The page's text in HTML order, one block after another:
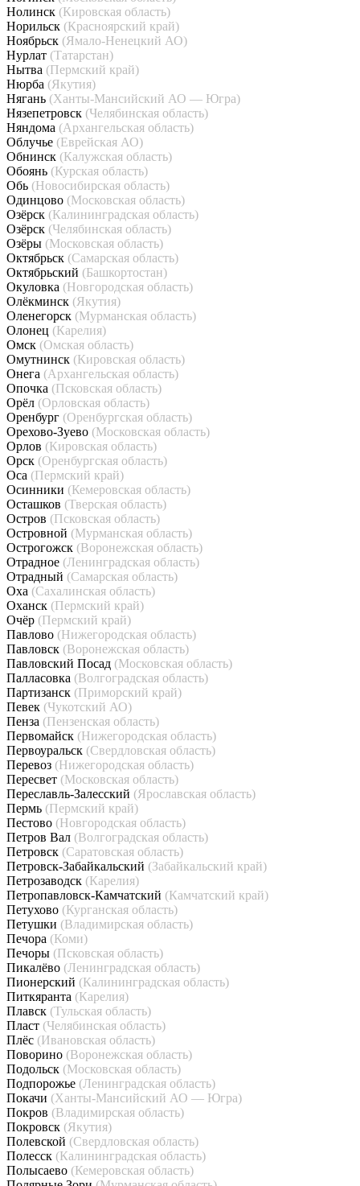
Нолинск (Кировская область)
Норильск (Красноярский край)
Ноябрьск (Ямало-Ненецкий АО)
Нурлат (Татарстан)
Нытва (Пермский край)
Нюрба (Якутия)
Нягань (Ханты-Мансийский АО — Югра)
Нязепетровск (Челябинская область)
Няндома (Архангельская область)
Облучье (Еврейская АО)
Обнинск (Калужская область)
Обоянь (Курская область)
Обь (Новосибирская область)
Одинцово (Московская область)
Озёрск (Калининградская область)
Озёрск (Челябинская область)
Озёры (Московская область)
Октябрьск (Самарская область)
Октябрьский (Башкортостан)
Окуловка (Новгородская область)
Олёкминск (Якутия)
Оленегорск (Мурманская область)
Олонец (Карелия)
Омск (Омская область)
Омутнинск (Кировская область)
Онега (Архангельская область)
Опочка (Псковская область)
Орёл (Орловская область)
Оренбург (Оренбургская область)
Орехово-Зуево (Московская область)
Орлов (Кировская область)
Орск (Оренбургская область)
Оса (Пермский край)
Осинники (Кемеровская область)
Осташков (Тверская область)
Остров (Псковская область)
Островной (Мурманская область)
Острогожск (Воронежская область)
Отрадное (Ленинградская область)
Отрадный (Самарская область)
Оха (Сахалинская область)
Оханск (Пермский край)
Очёр (Пермский край)
Павлово (Нижегородская область)
Павловск (Воронежская область)
Павловский Посад (Московская область)
Палласовка (Волгоградская область)
Партизанск (Приморский край)
Певек (Чукотский АО)
Пенза (Пензенская область)
Первомайск (Нижегородская область)
Первоуральск (Свердловская область)
Перевоз (Нижегородская область)
Пересвет (Московская область)
Переславль-Залесский (Ярославская область)
Пермь (Пермский край)
Пестово (Новгородская область)
Петров Вал (Волгоградская область)
Петровск (Саратовская область)
Петровск-Забайкальский (Забайкальский край)
Петрозаводск (Карелия)
Петропавловск-Камчатский (Камчатский край)
Петухово (Курганская область)
Петушки (Владимирская область)
Печора (Коми)
Печоры (Псковская область)
Пикалёво (Ленинградская область)
Пионерский (Калининградская область)
Питкяранта (Карелия)
Плавск (Тульская область)
Пласт (Челябинская область)
Плёс (Ивановская область)
Поворино (Воронежская область)
Подольск (Московская область)
Подпорожье (Ленинградская область)
Покачи (Ханты-Мансийский АО — Югра)
Покров (Владимирская область)
Покровск (Якутия)
Полевской (Свердловская область)
Полесск (Калининградская область)
Полысаево (Кемеровская область)